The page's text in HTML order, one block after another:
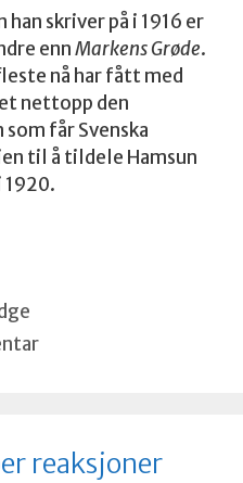
han skriver på i 1916 er
ennMarkens Grøde.
nå har fått med
nettopp den
som får Svenska
til å tildele Hamsun
reaksjoner